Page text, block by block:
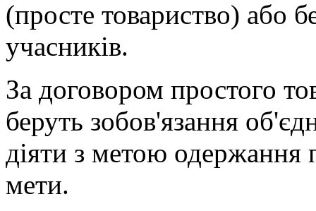
(просте товариство) або
учасників.
За договором простого
беруть зобов'язання
діяти з метою одержання
мети.